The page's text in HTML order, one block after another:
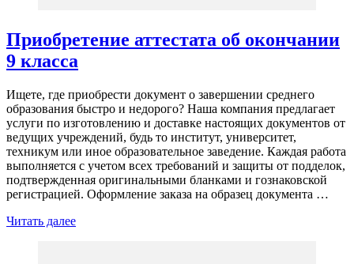
Приобретение аттестата об окончании
9 класса
Ищете, где приобрести документ о завершении среднего
образования быстро и недорого? Наша компания предлагает
услуги по изготовлению и доставке настоящих документов от
ведущих учреждений, будь то институт, университет,
техникум или иное образовательное заведение. Каждая работа
выполняется с учетом всех требований и защиты от подделок,
подтвержденная оригинальными бланками и гознаковской
регистрацией. Оформление заказа на образец документа …
Читать далее